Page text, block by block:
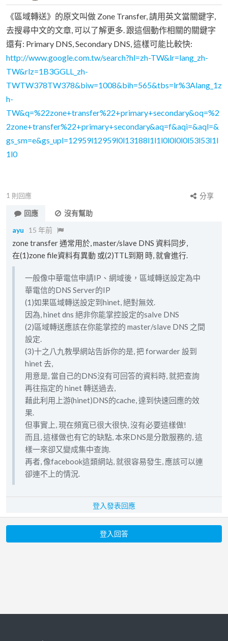
《區域轉送》的原文叫做 Zone Transfer, 請用英文當關鍵字,
去搜尋中文的文章, 可以了解更多. 跟這個動作相關的關鍵字
還有: Primary DNS, Secondary DNS, 這樣可能比較快:
http://www.google.com.tw/search?hl=zh-TW&lr=lang_zh-
TW&rlz=1B3GGLL_zh-
TWTW378TW378&biw=1008&bih=565&tbs=lr%3Alang_1z
h-
TW&q=%22zone+transfer%22+primary+secondary&oq=%2
2zone+transfer%22+primary+secondary&aq=f&aqi=&aql=&
gs_sm=e&gs_upl=12959l12959l0l13188l1l1l0l0l0l0l53l53l1l
1l0
1 則回應
分享
回應
沒有幫助
ayu
15 年前
zone transfer 通常用於, master/slave DNS 資料同步,
在(1)zone file資料有異動 或(2)TTL到期 時, 就會進行.
一般像中華電信申請IP、網域後，區域轉送設定為中
華電信的DNS Server的IP
(1)如果區域轉送設定到hinet, 絕對無效.
因為, hinet dns 絕非你能掌控設定的salve DNS
(2)區域轉送應該在你能掌控的 master/slave DNS 之間
設定.
(3)十之八九教學網站告訴你的是, 把 forwarder 設到
hinet 去,
用意是, 當自己的DNS沒有可回答的資料時, 就把查詢
再往指定的 hinet 轉送過去,
藉此利用上游(hinet)DNS的cache, 達到快速回應的效
果.
但事實上, 現在頻寬已很大很快, 沒有必要這樣做!
而且, 這樣做也有它的缺點, 本來DNS是分散服務的, 這
樣一來卻又變成集中查詢.
再者, 像facebook這類網站, 就很容易發生, 應該可以連
卻連不上的情況.
登入發表回應
登入回答